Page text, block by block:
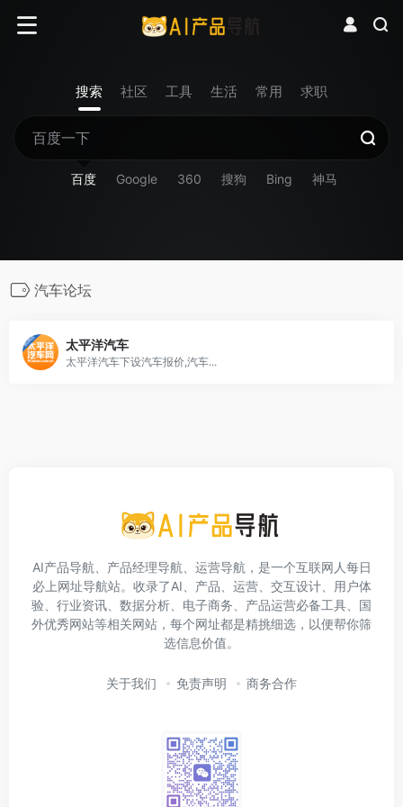
搜索 社区 工具 生活 常用 求职
百度 Google 360 搜狗 Bing 神马
汽车论坛
太平洋汽车
太平洋汽车下设汽车报价,汽车...
AI产品导航、产品经理导航、运营导航，是一个互联网人每日
必上网址导航站。收录了AI、产品、运营、交互设计、用户体
验、行业资讯、数据分析、电子商务、产品运营必备工具、国
外优秀网站等相关网站，每个网址都是精挑细选，以便帮你筛
选信息价值。
关于我们 免责声明 商务合作